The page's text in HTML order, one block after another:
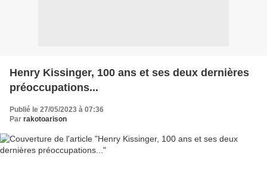
Henry Kissinger, 100 ans et ses deux dernières
préoccupations...
Publié le 27/05/2023 à 07:36
Par rakotoarison